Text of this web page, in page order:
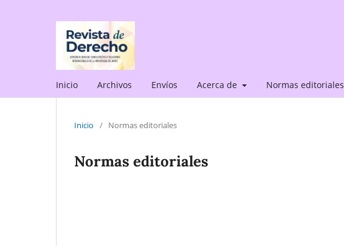
Inicio Archivos Envíos Acerca de Normas editoriales
Inicio / Normas editoriales
Normas editoriales